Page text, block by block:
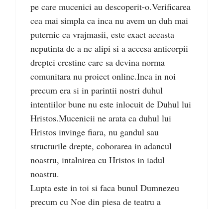
pe care mucenici au descoperit-o.Verificarea
cea mai simpla ca inca nu avem un duh mai
puternic ca vrajmasii, este exact aceasta
neputinta de a ne alipi si a accesa anticorpii
dreptei crestine care sa devina norma
comunitara nu proiect online.Inca in noi
precum era si in parintii nostri duhul
intentiilor bune nu este inlocuit de Duhul lui
Hristos.Mucenicii ne arata ca duhul lui
Hristos invinge fiara, nu gandul sau
structurile drepte, coborarea in adancul
noastru, intalnirea cu Hristos in iadul
noastru.
Lupta este in toi si faca bunul Dumnezeu
precum cu Noe din piesa de teatru a